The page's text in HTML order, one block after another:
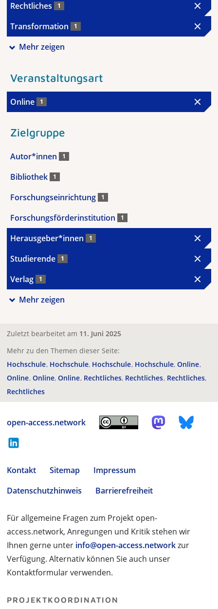
Rechtliches 1
Transformation 1
Mehr zeigen
Veranstaltungsart
Online 1
Zielgruppe
Autor*innen 1
Bibliothek 1
Forschungseinrichtung 1
Forschungsförderinstitution 1
Herausgeber*innen 1
Studierende 1
Verlag 1
Mehr zeigen
Zuletzt bearbeitet am 11. Juni 2025
Mehr zu den Themen dieser Seite:
Hochschule Hochschule Hochschule Hochschule Online
Online Online Online Rechtliches Rechtliches Rechtliches
Rechtliches
open-access.network
Kontakt Sitemap
Impressum
Datenschutzhinweis
Barrierefreiheit
Für allgemeine Fragen zum Projekt open-
access.network, Anregungen und Kritik stehen wir
Ihnen gerne unter info@open-access.networkzur
Verfügung. Alternativ können Sie auch unser
Kontaktformular verwenden.
PROJEKTKOORDINATION